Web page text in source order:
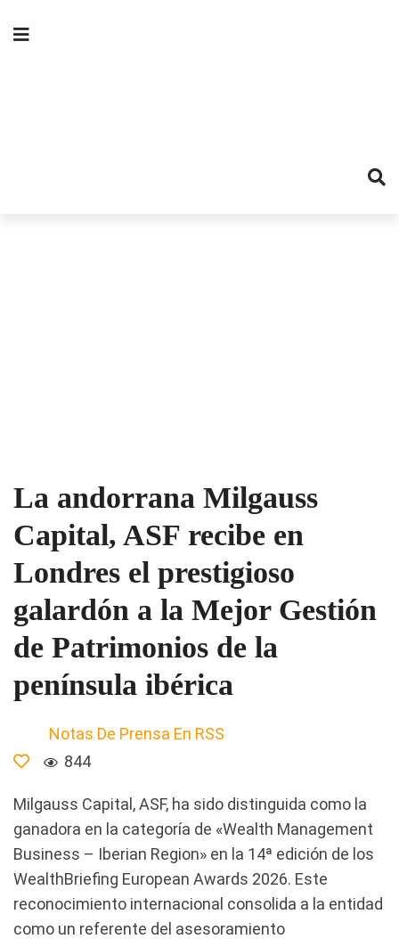
La andorrana Milgauss
Capital, ASF recibe en
Londres el prestigioso
galardón a la Mejor Gestión
de Patrimonios de la
península ibérica
Notas De Prensa En RSS
844
Milgauss Capital, ASF, ha sido distinguida como la
ganadora en la categoría de «Wealth Management
Business – Iberian Region» en la 14ª edición de los
WealthBriefing European Awards 2026. Este
reconocimiento internacional consolida a la entidad
como un referente del asesoramiento